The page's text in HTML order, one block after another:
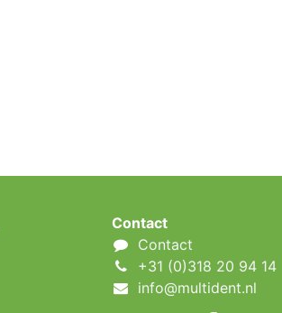
Contact
Contact
+31 (0)318 20 94 14
info@multident.nl